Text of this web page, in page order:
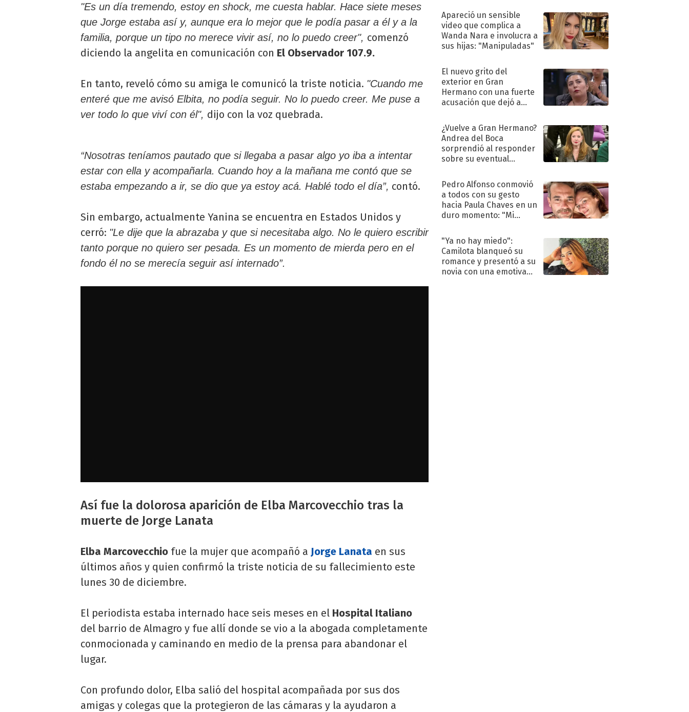
"Es un día tremendo, estoy en shock, me cuesta hablar. Hace siete meses
que Jorge estaba así y, aunque era lo mejor que le podía pasar a él y a la
familia, porque un tipo no merece vivir así, no lo puedo creer", comenzó
diciendo la angelita en comunicación con El Observador 107.9.
En tanto, reveló cómo su amiga le comunicó la triste noticia. "Cuando me
enteré que me avisó Elbita, no podía seguir. No lo puedo creer. Me puse a
ver todo lo que viví con él", dijo con la voz quebrada.
“Nosotras teníamos pautado que si llegaba a pasar algo yo iba a intentar
estar con ella y acompañarla. Cuando hoy a la mañana me contó que se
estaba empezando a ir, se dio que ya estoy acá. Hablé todo el día”, contó.
Sin embargo, actualmente Yanina se encuentra en Estados Unidos y
cerró: "Le dije que la abrazaba y que si necesitaba algo. No le quiero escribir
tanto porque no quiero ser pesada. Es un momento de mierda pero en el
fondo él no se merecía seguir así internado”.
Así fue la dolorosa aparición de Elba Marcovecchio tras la
muerte de Jorge Lanata
Elba Marcovecchio fue la mujer que acompañó a Jorge Lanata en sus
últimos años y quien confirmó la triste noticia de su fallecimiento este
lunes 30 de diciembre.
El periodista estaba internado hace seis meses en el Hospital Italiano
del barrio de Almagro y fue allí donde se vio a la abogada completamente
conmocionada y caminando en medio de la prensa para abandonar el
lugar.
Con profundo dolor, Elba salió del hospital acompañada por sus dos
amigas y colegas que la protegieron de las cámaras y la ayudaron a
Apareció un sensible
video que complica a
Wanda Nara e involucra a
sus hijas: "Manipuladas"
El nuevo grito del
exterior en Gran
Hermano con una fuerte
acusación que dejó a
"Traidora"
¿Vuelve a Gran Hermano?
Andrea del Boca
sorprendió al responder
sobre su eventual
Pedro Alfonso conmovió
a todos con su gesto
hacia Paula Chaves en un
duro momento: "Mi
terapéutico"
"Ya no hay miedo":
Camilota blanqueó su
romance y presentó a su
novia con una emotiva